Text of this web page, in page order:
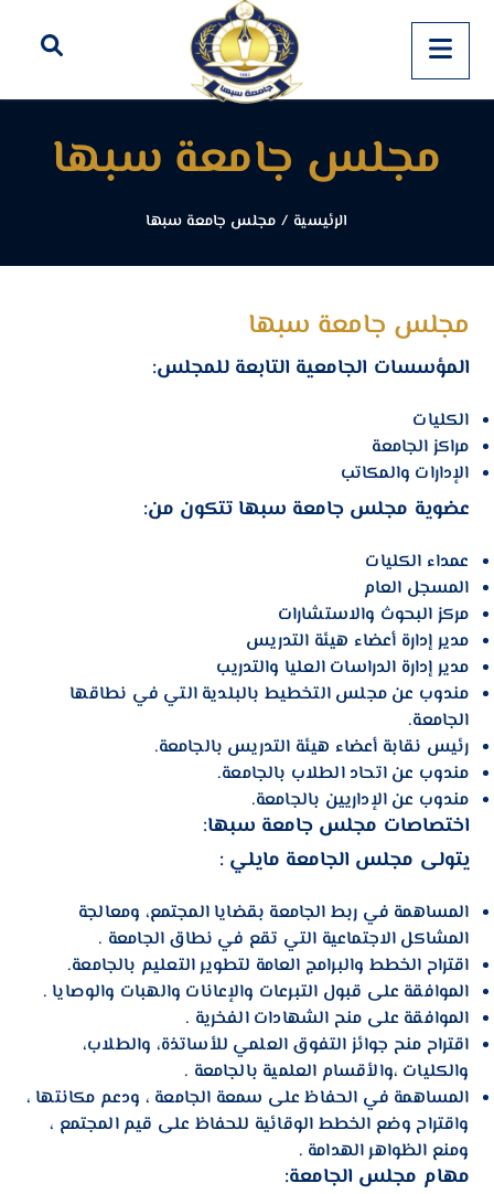
مجلس جامعة سبها
الرئيسية / مجلس جامعة سبها
مجلس جامعة سبها
المؤسسات الجامعية التابعة للمجلس:
الكليات
مراكز الجامعة
الإدارات والمكاتب
عضوية مجلس جامعة سبها تتكون من:
عمداء الكليات
المسجل العام
مركز البحوث والاستشارات
مدير إدارة أعضاء هيئة التدريس
مدير إدارة الدراسات العليا والتدريب
مندوب عن مجلس التخطيط بالبلدية التي في نطاقها
الجامعة.
رئيس نقابة أعضاء هيئة التدريس بالجامعة.
مندوب عن اتحاد الطلاب بالجامعة.
مندوب عن الإداريين بالجامعة.
اختصاصات مجلس جامعة سبها:
يتولى مجلس الجامعة مايلي :
المساهمة في ربط الجامعة بقضايا المجتمع، ومعالجة
المشاكل الاجتماعية التي تقع في نطاق الجامعة .
اقتراح الخطط والبرامج العامة لتطوير التعليم بالجامعة.
الموافقة على قبول التبرعات والإعانات والهبات والوصايا .
الموافقة على منح الشهادات الفخرية .
اقتراح منح جوائز التفوق العلمي للأساتذة، والطلاب،
والكليات ،والأقسام العلمية بالجامعة .
المساهمة في الحفاظ على سمعة الجامعة ، ودعم مكانتها ،
واقتراح وضع الخطط الوقائية للحفاظ على قيم المجتمع ،
ومنع الظواهر الهدامة .
مهام مجلس الجامعة: